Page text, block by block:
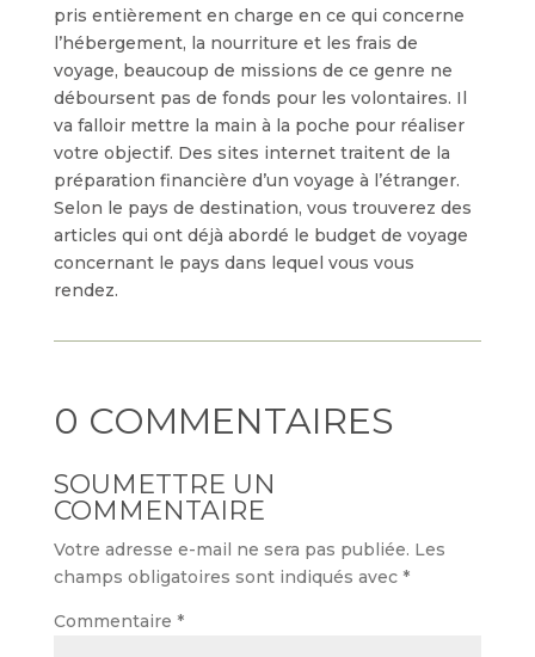
pris entièrement en charge en ce qui concerne
l’hébergement, la nourriture et les frais de
voyage, beaucoup de missions de ce genre ne
déboursent pas de fonds pour les volontaires. Il
va falloir mettre la main à la poche pour réaliser
votre objectif. Des sites internet traitent de la
préparation financière d’un voyage à l’étranger.
Selon le pays de destination, vous trouverez des
articles qui ont déjà abordé le budget de voyage
concernant le pays dans lequel vous vous
rendez.
0 COMMENTAIRES
SOUMETTRE UN
COMMENTAIRE
Votre adresse e-mail ne sera pas publiée. Les
champs obligatoires sont indiqués avec *
Commentaire *